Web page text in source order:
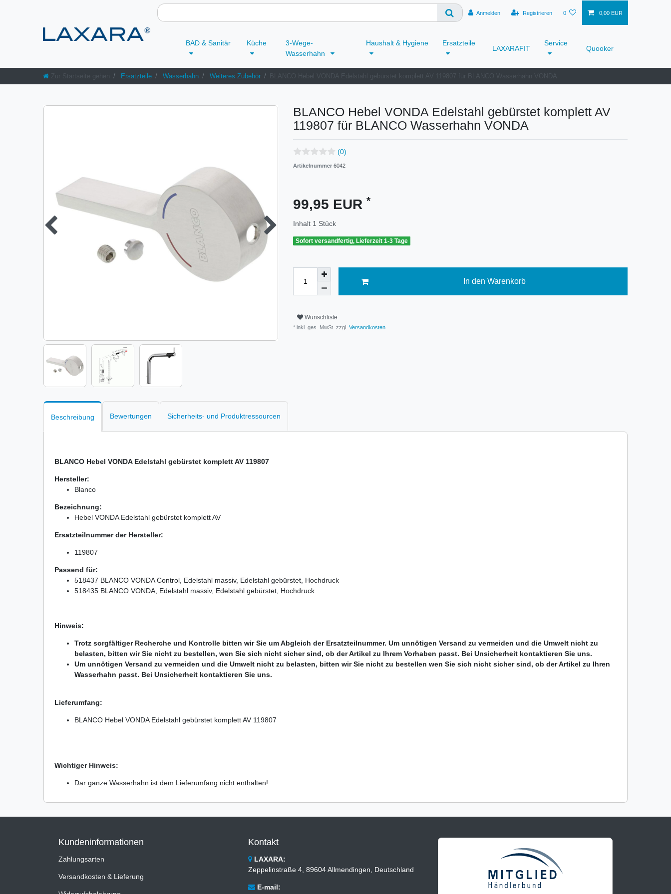
Anmelden Registrieren 0 0,00 EUR
BAD & Sanitär Küche
3-Wege-
Wasserhahn
Haushalt & Hygiene Ersatzteile
LAXARAFIT
Service
Quooker
Ersatzteile Wasserhahn Weiteres Zubehör
BLANCO Hebel VONDA Edelstahl gebürstet komplett AV
119807 für BLANCO Wasserhahn VONDA
(0)
Artikelnummer 6042
99,95 EUR *
Inhalt 1 Stück
Sofort versandfertig, Lieferzeit 1-3 Tage
In den Warenkorb
Wunschliste
* inkl. ges. MwSt. zzgl. Versandkosten
Beschreibung Bewertungen Sicherheits- und Produktressourcen
BLANCO Hebel VONDA Edelstahl gebürstet komplett AV 119807
Hersteller:
Blanco
Bezeichnung:
Hebel VONDA Edelstahl gebürstet komplett AV
Ersatzteilnummer der Hersteller:
119807
Passend für:
518437 BLANCO VONDA Control, Edelstahl massiv, Edelstahl gebürstet, Hochdruck
518435 BLANCO VONDA, Edelstahl massiv, Edelstahl gebürstet, Hochdruck
Hinweis:
Trotz sorgfältiger Recherche und Kontrolle bitten wir Sie um Abgleich der Ersatzteilnummer. Um unnötigen Versand zu vermeiden und die Umwelt nicht zu
belasten, bitten wir Sie nicht zu bestellen, wen Sie sich nicht sicher sind, ob der Artikel zu Ihrem Vorhaben passt. Bei Unsicherheit kontaktieren Sie uns.
Um unnötigen Versand zu vermeiden und die Umwelt nicht zu belasten, bitten wir Sie nicht zu bestellen wen Sie sich nicht sicher sind, ob der Artikel zu Ihren
Wasserhahn passt. Bei Unsicherheit kontaktieren Sie uns.
Lieferumfang:
BLANCO Hebel VONDA Edelstahl gebürstet komplett AV 119807
Wichtiger Hinweis:
Dar ganze Wasserhahn ist dem Lieferumfang nicht enthalten!
Kundeninformationen
Zahlungsarten
Versandkosten & Lieferung
Kontakt
LAXARA:
Zeppelinstraße 4, 89604 Allmendingen, Deutschland
E-mail: